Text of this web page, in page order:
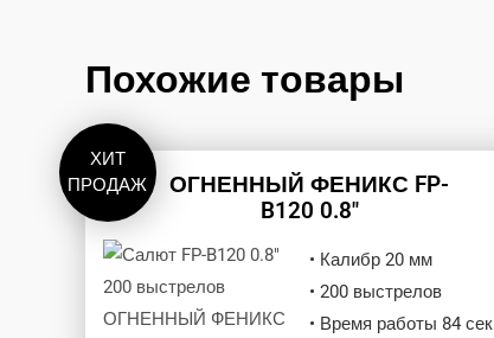
Похожие товары
ХИТ
ПРОДАЖ
ОГНЕННЫЙ ФЕНИКС FP-
B120 0.8″
• Калибр 20 мм
• 200 выстрелов
• Время работы 84 сек